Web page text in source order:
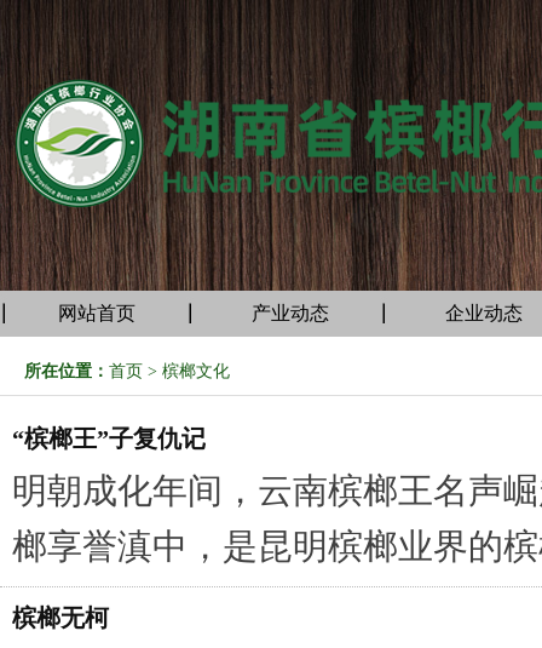
网站首页 产业动态 企业动态
所在位置： 首页 > 槟榔文化
“槟榔王”子复仇记
明朝成化年间，云南槟榔王名声
榔享誉滇中，是昆明槟榔业界的
槟榔无柯